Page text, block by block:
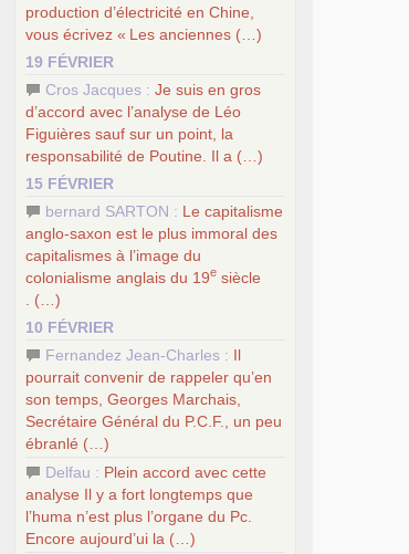
production d’électricité en Chine,
vous écrivez « Les anciennes (…)
19 FÉVRIER
Cros Jacques : Je suis en gros
d’accord avec l’analyse de Léo
Figuières sauf sur un point, la
responsabilité de Poutine. Il a (…)
15 FÉVRIER
bernard SARTON : Le capitalisme
anglo-saxon est le plus immoral des
capitalismes à l’image du
colonialisme anglais du 19e siècle
. (…)
10 FÉVRIER
Fernandez Jean-Charles : Il
pourrait convenir de rappeler qu’en
son temps, Georges Marchais,
Secrétaire Général du P.C. F., un peu
ébranlé (…)
Delfau : Plein accord avec cette
analyse Il y a fort longtemps que
l’huma n’est plus l’organe du Pc.
Encore aujourd’ui la (…)